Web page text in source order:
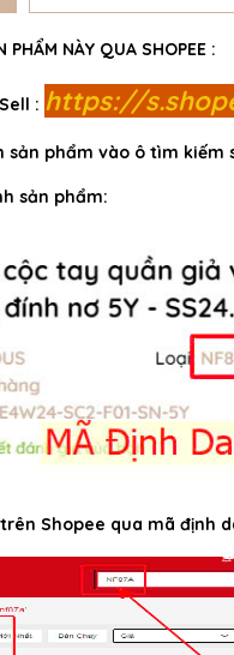
PHẨM NÀY QUA SHOPEE :
: https://
sản phẩm vào ô tìm kiếm
sản phẩm:
Shopee qua mã định